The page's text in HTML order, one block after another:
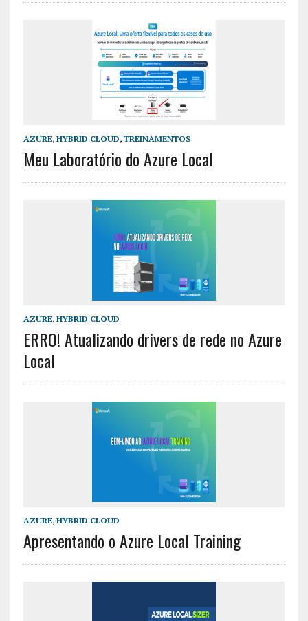
AZURE, HYBRID CLOUD, TREINAMENTOS
Meu Laboratório do Azure Local
AZURE, HYBRID CLOUD
ERRO! Atualizando drivers de rede no Azure
Local
AZURE, HYBRID CLOUD
Apresentando o Azure Local Training